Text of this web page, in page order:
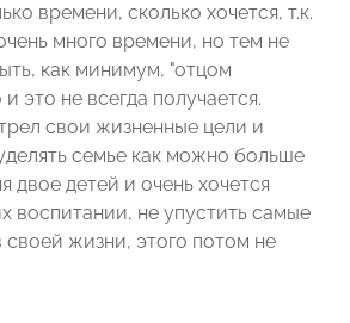
времени, сколько хочется, т.к.
много времени, но тем не
как минимум, "отцом
это не всегда получается.
свои жизненные цели и
семье как можно больше
двое детей и очень хочется
воспитании, не упустить самые
жизни, этого потом не